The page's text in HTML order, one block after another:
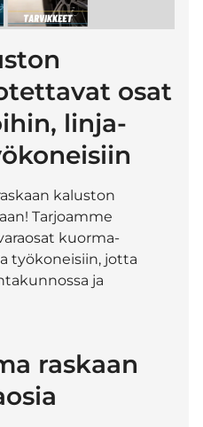
osat
linja-
kaluston
Tarjoamme
kuorma-
työkoneisiin, jotta
ja
raskaan